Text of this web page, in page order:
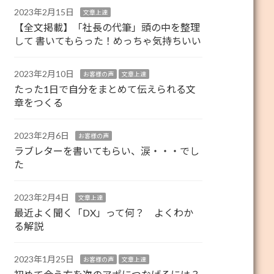
2023年2月15日 文章上達
【全文掲載】「社長の代筆」頭の中を整理
して 書いてもらった！めっちゃ気持ちいい
2023年2月10日 お客様の声 文章上達
たった1日で自分をまとめて伝えられる文
章をつくる
2023年2月6日 お客様の声
ラブレターを書いてもらい、涙・・・でし
た
2023年2月4日 文章上達
最近よく聞く「DX」って何？ よくわか
る解説
2023年1月25日 お客様の声 文章上達